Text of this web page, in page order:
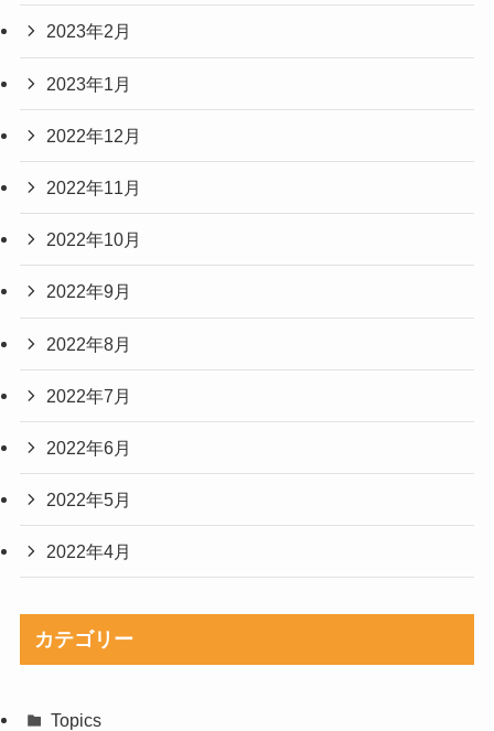
2023年2月
2023年1月
2022年12月
2022年11月
2022年10月
2022年9月
2022年8月
2022年7月
2022年6月
2022年5月
2022年4月
カテゴリー
Topics